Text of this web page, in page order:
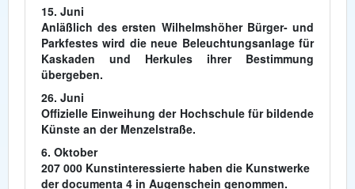
15. Juni
Anläßlich des ersten Wilhelmshöher Bürger- und
Parkfestes wird die neue Beleuchtungsanlage für
Kaskaden und Herkules ihrer Bestimmung
übergeben.
26. Juni
Offizielle Einweihung der Hochschule für bildende
Künste an der Menzelstraße.
6. Oktober
207 000 Kunstinteressierte haben die Kunstwerke
der documenta 4 in Augenschein genommen.